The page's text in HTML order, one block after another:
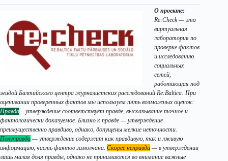
О проекте:
Re:Check — это
виртуальная
лаборатория по
проверке фактов
и исследованию
социальных
сетей,
работающая под
эгидой Балтийского центра журналистских расследований Re:Baltica. При
оценивании проверенных фактов мы используем пять возможных оценок:
Правда – утверждение соответствует правде, высказывание точное и
фактологически доказуемое. Близко к правде — утверждение
преимущественно правдиво, однако, допущены мелкие неточности.
Полуправда — утверждение содержит как правдивую, так и лживую
информацию, часть фактов замолчана. Скорее неправда — в утверждении
лишь малая доля правды, однако не принимаются во внимание важные